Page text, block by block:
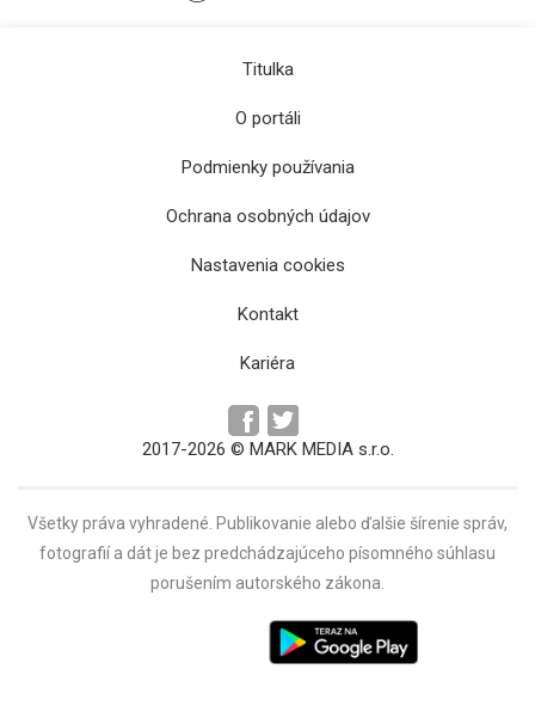
Neznámy zlodej okradol týrané matky s
Novej Vsi priniesla viaceré zmeny
Titulka
O portáli
Podmienky používania
Ochrana osobných údajov
Nastavenia cookies
Kontakt
Kariéra
2017-2026 © MARK MEDIA s.r.o.
Všetky práva vyhradené. Publikovanie alebo ďalšie šírenie správ,
fotografií a dát je bez predchádzajúceho písomného súhlasu
porušením autorského zákona.